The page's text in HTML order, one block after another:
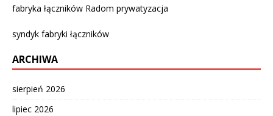
fabryka łączników Radom prywatyzacja
syndyk fabryki łączników
ARCHIWA
sierpień 2026
lipiec 2026